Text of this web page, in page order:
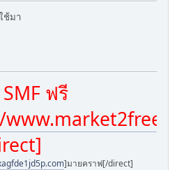
ช้มา
ฟรี
]มายคราฟ[/direct]